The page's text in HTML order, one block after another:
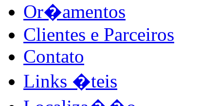
Or�amentos
Clientes e Parceiros
Contato
Links �teis